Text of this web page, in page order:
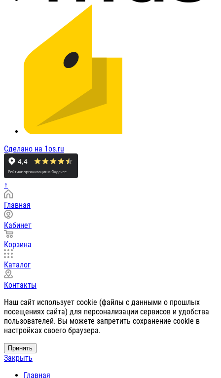
Сделано на 1os.ru
↑
Главная
Кабинет
Корзина
Каталог
Контакты
Наш сайт использует cookie (файлы с данными о прошлых
посещениях сайта) для персонализации сервисов и удобства
пользователей. Вы можете запретить сохранение cookie в
настройках своего браузера.
Принять
Закрыть
Главная